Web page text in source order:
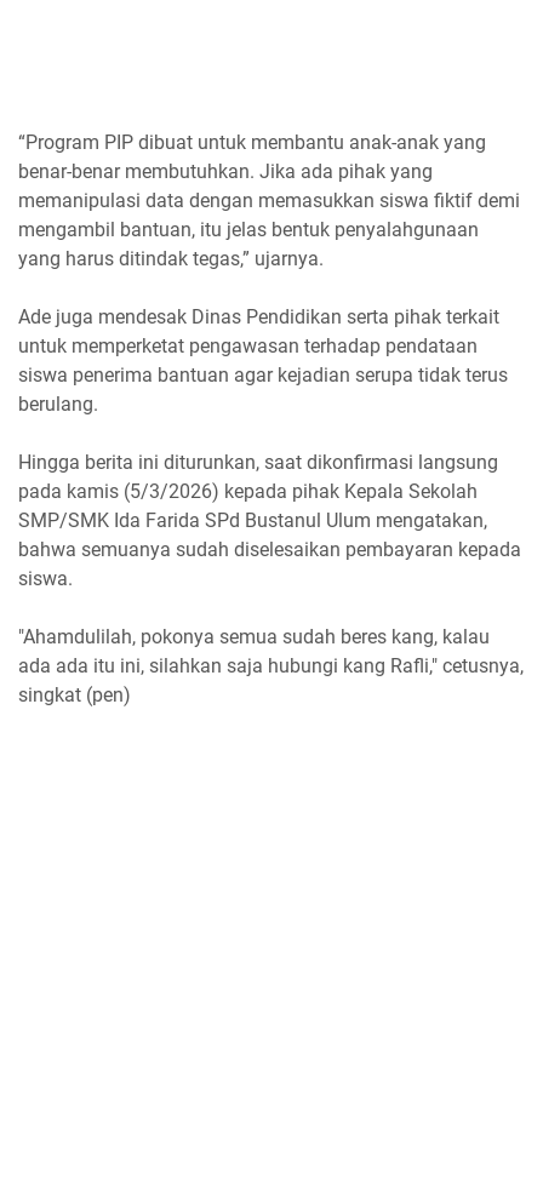
“Program PIP dibuat untuk membantu anak-anak yang
benar-benar membutuhkan. Jika ada pihak yang
memanipulasi data dengan memasukkan siswa fiktif demi
mengambil bantuan, itu jelas bentuk penyalahgunaan
yang harus ditindak tegas,” ujarnya.
Ade juga mendesak Dinas Pendidikan serta pihak terkait
untuk memperketat pengawasan terhadap pendataan
siswa penerima bantuan agar kejadian serupa tidak terus
berulang.
Hingga berita ini diturunkan, saat dikonfirmasi langsung
pada kamis (5/3/2026) kepada pihak Kepala Sekolah
SMP/SMK Ida Farida SPd Bustanul Ulum mengatakan,
bahwa semuanya sudah diselesaikan pembayaran kepada
siswa.
"Ahamdulilah, pokonya semua sudah beres kang, kalau
ada ada itu ini, silahkan saja hubungi kang Rafli," cetusnya,
singkat (pen)